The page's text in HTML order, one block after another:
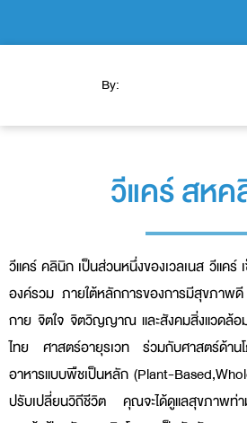
By:
วีแคร์ สห
วีแคร์ คลินิก เป็นส่วนหนึ่งของเวลเนส วีแคร์
องค์รวม ภายใต้หลักการของการมีสุขภาพ
กาย จิตใจ จิตวิญญาณ และสังคมสิ่งแวดล้
ไทย ศาสตร์อายุรเวท ร่วมกับศาสตร์ด้าน
อาหารแบบพืชเป็นหลัก (Plant-
ปรับเปลี่ยนวิถีชีวิต คุณจะได้ดูแลสุขภาพท่า